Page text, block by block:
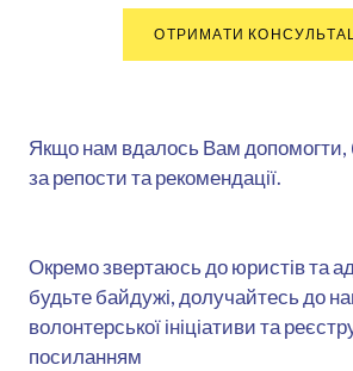
ОТРИМАТИ
Якщо нам вдалось Вам допомогти,
за репости та рекомендації.
Окремо звертаюсь до юристів та
будьте байдужі, долучайтесь до
волонтерської ініціативи та
посиланням